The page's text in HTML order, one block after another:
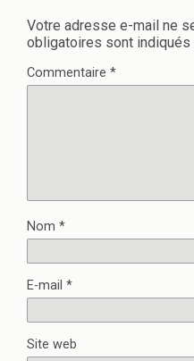
Votre adresse e-mail ne
obligatoires sont indiqués
Commentaire *
Nom *
E-mail *
Site web